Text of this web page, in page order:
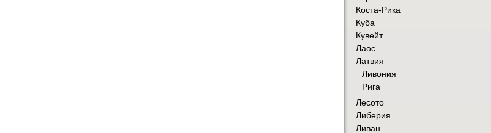
Коста-Рика
Куба
Кувейт
Лаос
Латвия
Ливония
Рига
Лесото
Либерия
Ливан